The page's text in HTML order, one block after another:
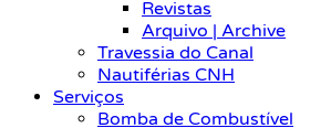
Revistas
Arquivo | Archive
Travessia do Canal
Nautiférias CNH
Serviços
Bomba de Combustível